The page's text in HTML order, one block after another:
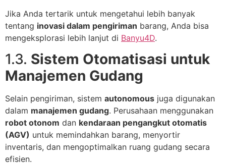
Jika Anda tertarik untuk mengetahui lebih banyak
tentang inovasi dalam pengiriman barang, Anda bisa
mengeksplorasi lebih lanjut di Banyu4D.
1.3. Sistem Otomatisasi untuk
Manajemen Gudang
Selain pengiriman, sistem autonomous juga digunakan
dalam manajemen gudang. Perusahaan menggunakan
robot otonom dan kendaraan pengangkut otomatis
(AGV) untuk memindahkan barang, menyortir
inventaris, dan mengoptimalkan ruang gudang secara
efisien.